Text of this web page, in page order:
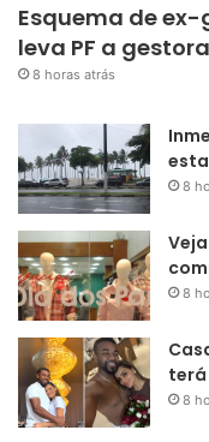
Esquema de ex-
leva PF a
8 horas atrás
8
8
terá
8